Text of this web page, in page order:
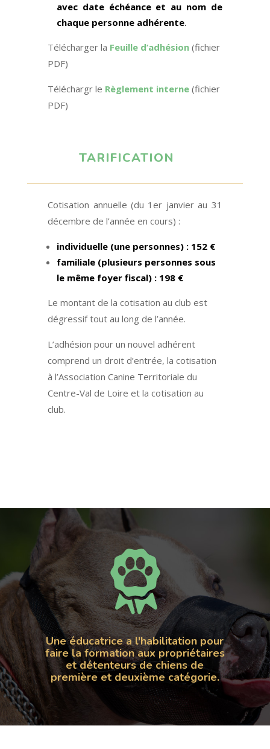
avec date échéance et au nom de
chaque personne adhérente.
Télécharger la Feuille d’adhésion (fichier
PDF)
Téléchargr le Règlement interne (fichier
PDF)
TARIFICATION
Cotisation annuelle (du 1er janvier au 31
décembre de l’année en cours) :
individuelle (une personnes) : 152 €
familiale (plusieurs personnes sous
le même foyer fiscal) : 198 €
Le montant de la cotisation au club est
dégressif tout au long de l’année.
L’adhésion pour un nouvel adhérent
comprend un droit d’entrée, la cotisation
à l’Association Canine Territoriale du
Centre-Val de Loire et la cotisation au
club.
Une éducatrice a l'habilitation pour
faire la formation aux propriétaires
et détenteurs de chiens de
première et deuxième catégorie.